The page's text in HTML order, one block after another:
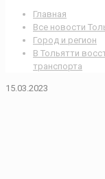
Главная
Все новости
Город и регион
В Тольятти
транспорта
15.03.2023